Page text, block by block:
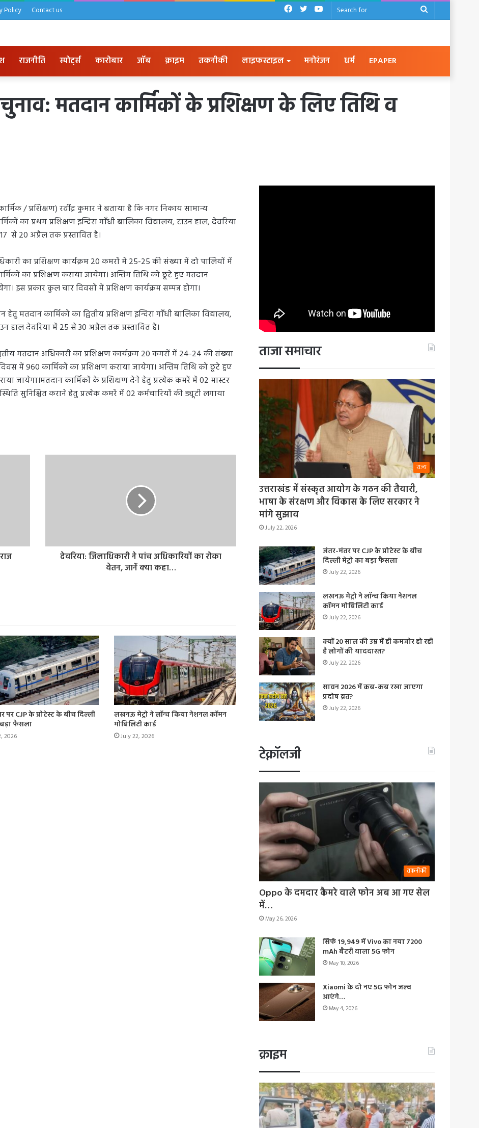
Policy Contact us
Search
YouTube
Twitter
Facebook
राजनीति स्पोर्ट्स कारोबार जॉब क्राइम तकनीकी लाइफस्टाइल मनोरंजन धर्म EPAPER
मतदान कार्मिकों के प्रशिक्षण के लिए तिथि व
/ प्रशिक्षण) रवींद्र कुमार ने बताया है कि नगर निकाय सामान्य
का प्रथम प्रशिक्षण इन्दिरा गाँधी बालिका विद्यालय, टाउन हाल, देवरिया
से 20 अप्रैल तक प्रस्तावित है।
का प्रशिक्षण कार्यक्रम 20 कमरों में 25-25 की संख्या में दो पालियों में
का प्रशिक्षण कराया जायेगा। अन्तिम तिथि को छूटे हुए मतदान
इस प्रकार कुल चार दिवसों में प्रशिक्षण कार्यक्रम सम्पन्न होगा।
मतदान कार्मिकों का द्वितीय प्रशिक्षण इन्दिरा गाँधी बालिका विद्यालय,
हाल देवरिया में 25 से 30 अप्रैल तक प्रस्तावित है।
मतदान अधिकारी का प्रशिक्षण कार्यक्रम 20 कमरों में 24-24 की संख्या
में 960 कार्मिकों का प्रशिक्षण कराया जायेगा। अन्तिम तिथि को छूटे हुए
जायेगा।मतदान कार्मिकों के प्रशिक्षण देने हेतु प्रत्येक कमरें में 02 मास्टर
सुनिश्चित कराने हेतु प्रत्येक कमरें में 02 कर्मचारियों की ड्यूटी लगाया
देवरिया: जिलाधिकारी ने पांच अधिकारियों का रोका
वेतन, जानें क्या कहा…
पर CJP के प्रोटेस्ट के बीच दिल्ली
बड़ा फैसला
2026
लखनऊ मेट्रो ने लॉन्च किया नेशनल कॉमन
मोबिलिटी कार्ड
July 22, 2026
ताजा समाचार
राज्य
उत्तराखंड में संस्कृत आयोग के गठन की तैयारी,
भाषा के संरक्षण और विकास के लिए सरकार ने
मांगे सुझाव
July 22, 2026
जंतर-मंतर पर CJP के प्रोटेस्ट के बीच
दिल्ली मेट्रो का बड़ा फैसला
July 22, 2026
लखनऊ मेट्रो ने लॉन्च किया नेशनल
कॉमन मोबिलिटी कार्ड
July 22, 2026
क्यों 20 साल की उम्र में ही कमजोर हो रही
है लोगों की याददाश्त?
July 22, 2026
सावन 2026 में कब-कब रखा जाएगा
प्रदोष व्रत?
July 22, 2026
टेक्नॉलजी
तकनीकी
Oppo के दमदार कैमरे वाले फोन अब आ गए सेल
में…
May 26, 2026
सिर्फ 19,949 में Vivo का नया 7200
mAh बैटरी वाला 5G फोन
May 10, 2026
Xiaomi के दो नए 5G फोन जल्द
आएंगे…
May 4, 2026
क्राइम